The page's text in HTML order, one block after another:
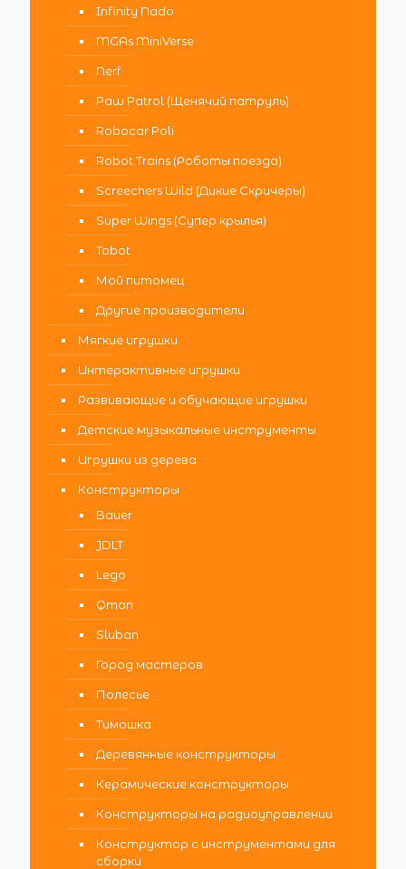
Infinity Nado
MGAs MiniVerse
Nerf
Paw Patrol (Щенячий патруль)
Robocar Poli
Robot Trains (Роботы поезда)
Screechers Wild (Дикие Скричеры)
Super Wings (Супер крылья)
Tobot
Мой питомец
Другие производители
Мягкие игрушки
Интерактивные игрушки
Развивающие и обучающие игрушки
Детские музыкальные инструменты
Игрушки из дерева
Конструкторы
Bauer
JDLT
Lego
Qman
Sluban
Город мастеров
Полесье
Тимошка
Деревянные конструкторы
Керамические конструкторы
Конструкторы на радиоуправлении
Конструктор с инструментами для
сборки